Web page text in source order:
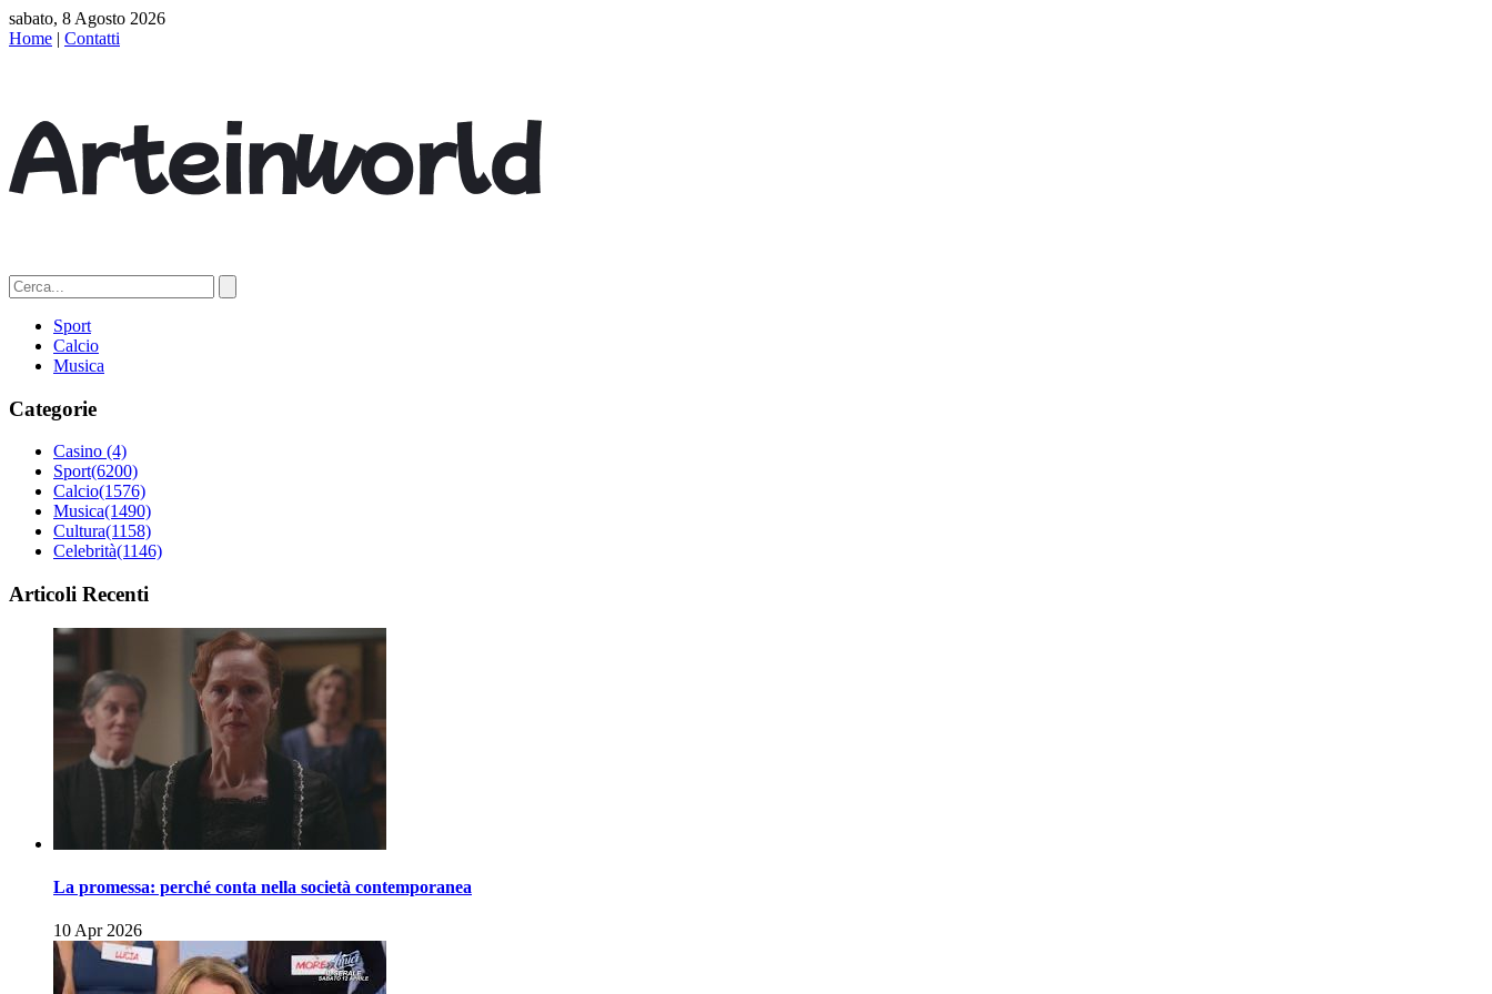
sabato, 8 Agosto 2026
Home | Contatti
Sport
Calcio
Musica
Categorie
Casino (4)
Sport(6200)
Calcio(1576)
Musica(1490)
Cultura(1158)
Celebrità(1146)
Articoli Recenti
La promessa: perché conta nella società contemporanea
10 Apr 2026